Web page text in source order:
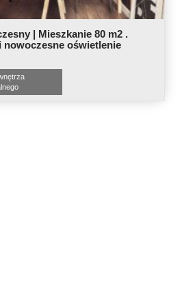
| Mieszkanie 80 m2 .
nowoczesne oświetlenie